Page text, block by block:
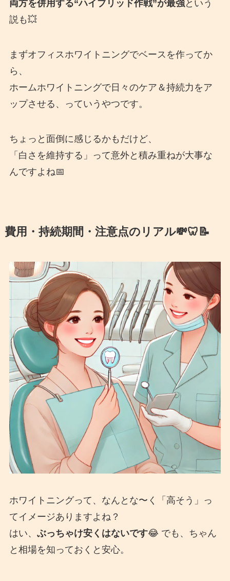
両方を併用する“ハイブリッド作戦”が最強という
説も💥
まずオフィスホワイトニングでベースを作ってか
ら、
ホームホワイトニングで日々のケア＆持続力をア
ップさせる、っていうやつです。
ちょっと面倒に感じるかもだけど、
「白さを維持する」って意外と積み重ねが大事な
んですよね📅
費用・持続期間・注意点のリアル💸🦷📝
ホワイトニングって、なんとな〜く「高そう」っ
てイメージありますよね？
はい、 ぶっちゃけ安くはないです😂 でも、ちゃん
と相場を知っておくと安心。